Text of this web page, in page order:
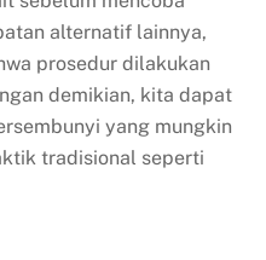
alternatif lainnya,
prosedur dilakukan
demikian, kita dapat
yang mungkin
tradisional seperti